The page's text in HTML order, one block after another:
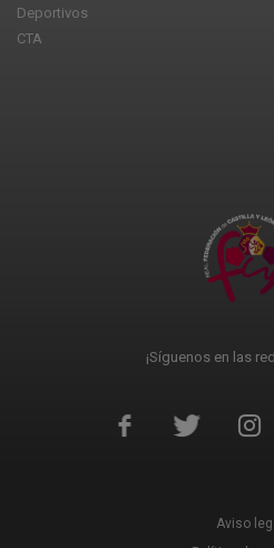
Deportivos
CTA
¡Síguenos en las
Aviso